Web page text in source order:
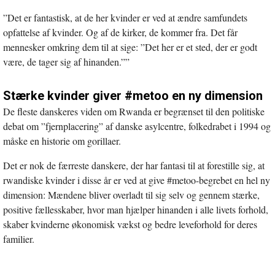
”Det er fantastisk, at de her kvinder er ved at ændre samfundets
opfattelse af kvinder. Og af de kirker, de kommer fra. Det får
mennesker omkring dem til at sige: ”Det her er et sted, der er godt
være, de tager sig af hinanden.””
Stærke kvinder giver #metoo en ny dimension
De fleste danskeres viden om Rwanda er begrænset til den politiske
debat om ”fjernplacering” af danske asylcentre, folkedrabet i 1994 og
måske en historie om gorillaer.
Det er nok de færreste danskere, der har fantasi til at forestille sig, at
rwandiske kvinder i disse år er ved at give #metoo-begrebet en hel ny
dimension: Mændene bliver overladt til sig selv og gennem stærke,
positive fællesskaber, hvor man hjælper hinanden i alle livets forhold,
skaber kvinderne økonomisk vækst og bedre leveforhold for deres
familier.